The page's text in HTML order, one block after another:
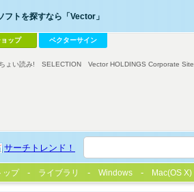
フトを探すなら「Vector」
ップ ベクターサイン
サーチトレンド！
ちょい読み! SELECTION Vector HOLDINGS Corporate Site
ップ ライブラリ Windows Mac(OS X)